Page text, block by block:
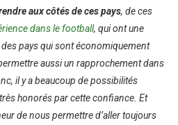
aux côtés de ces pays, de ces
dans le football, qui ont une
pays qui sont économiquement
aussi un rapprochement dans
il y a beaucoup de possibilités
honorés par cette confiance. Et
de nous permettre d’aller toujours